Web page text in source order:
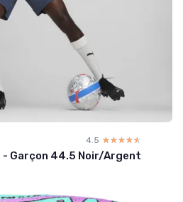
4.5 ☆☆☆☆☆
★★★★★
- Garçon 44.5 Noir/Argent